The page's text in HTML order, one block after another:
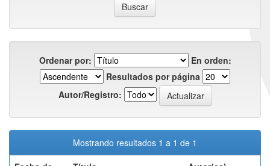
Ordenar por:
En orden:
Resultados por página
Autor/Registro:
Mostrando resultados 1 a 1 de 1